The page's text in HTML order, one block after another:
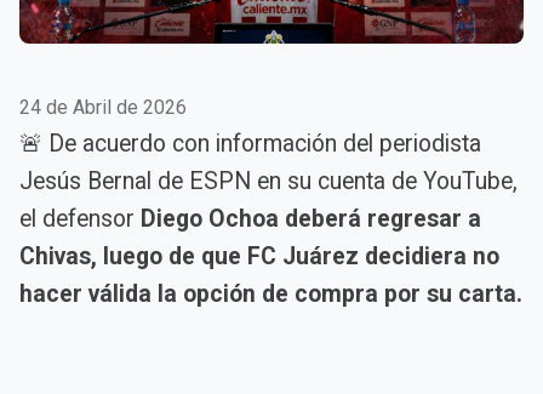
24 de Abril de 2026
🚨 De acuerdo con información del periodista
Jesús Bernal de ESPN en su cuenta de YouTube,
el defensor Diego Ochoa deberá regresar a
Chivas, luego de que FC Juárez decidiera no
hacer válida la opción de compra por su carta.